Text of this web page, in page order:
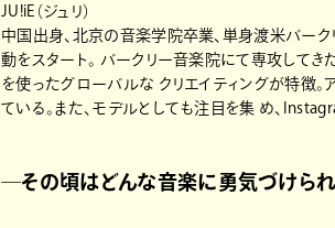
JU!iE（ジュリ）
中国出身、北京の音楽学院卒業、単身渡米バー
動をスタート。 バークリー音楽院にて専攻して
を使ったグローバルな クリエイティングが特徴
ている。また、モデルとしても注目を集 め、
─その頃はどんな音楽に勇気づけられ